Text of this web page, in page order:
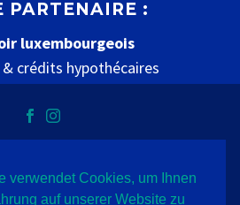
PARTENAIRE :
luxembourgeois
& crédits hypothécaires
Impressum Kontakt
verwendet Cookies, um Ihnen
auf unserer Website zu